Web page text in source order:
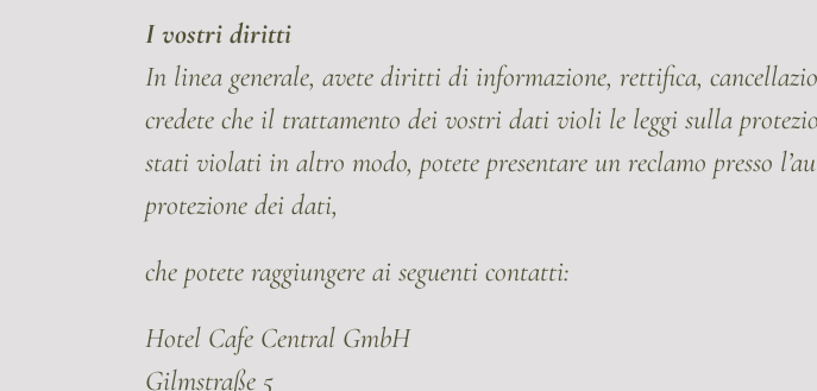
I vostri diritti
In linea generale, avete diritti di informazione, rettifica,
credete che il trattamento dei vostri dati violi le leggi sulla
stati violati in altro modo, potete presentare un reclamo presso
protezione dei dati,
che potete raggiungere ai seguenti contatti:
Hotel Cafe Central GmbH
Gilmstraße 5